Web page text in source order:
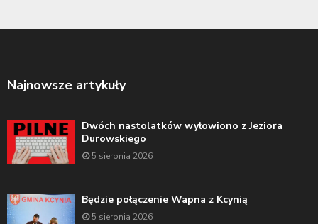
Najnowsze artykuły
Dwóch nastolatków wyłowiono z Jeziora
Durowskiego
5 sierpnia 2026
Będzie połączenie Wapna z Kcynią
5 sierpnia 2026